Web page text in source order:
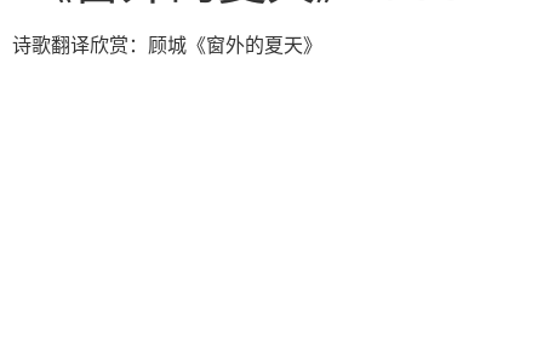
诗歌翻译欣赏：顾城《窗外的夏天》